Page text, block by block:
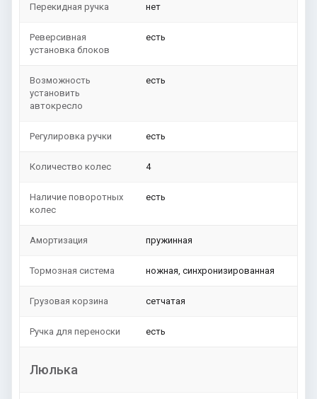
Перекидная ручка нет
Реверсивная
установка блоков
есть
Возможность
установить
автокресло
есть
Регулировка ручки есть
Количество колес 4
Наличие поворотных
колес
есть
Амортизация пружинная
Тормозная система ножная, синхронизированная
Грузовая корзина сетчатая
Ручка для переноски есть
Люлька